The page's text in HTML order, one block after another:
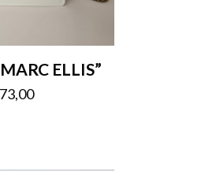
ELLIS”
73,00